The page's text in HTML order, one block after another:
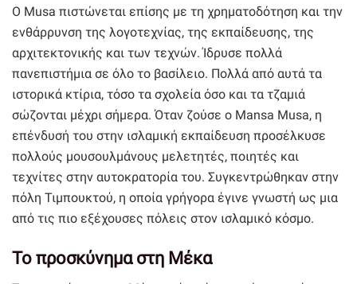
Ο Musa πιστώνεται επίσης με τη χρηματοδότηση και την
ενθάρρυνση της λογοτεχνίας, της εκπαίδευσης, της
αρχιτεκτονικής και των τεχνών. Ίδρυσε πολλά
πανεπιστήμια σε όλο το βασίλειο. Πολλά από αυτά τα
ιστορικά κτίρια, τόσο τα σχολεία όσο και τα τζαμιά
σώζονται μέχρι σήμερα. Όταν ζούσε ο Mansa Musa, η
επένδυσή του στην ισλαμική εκπαίδευση προσέλκυσε
πολλούς μουσουλμάνους μελετητές, ποιητές και
τεχνίτες στην αυτοκρατορία του. Συγκεντρώθηκαν στην
πόλη Τιμπουκτού, η οποία γρήγορα έγινε γνωστή ως μια
από τις πιο εξέχουσες πόλεις στον ισλαμικό κόσμο.
Το προσκύνημα στη Μέκα